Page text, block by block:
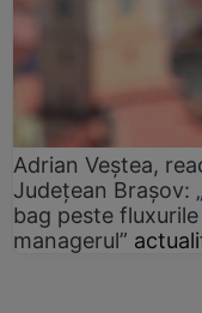
Adrian Veștea,
Județean Brașov:
bag peste
managerul”